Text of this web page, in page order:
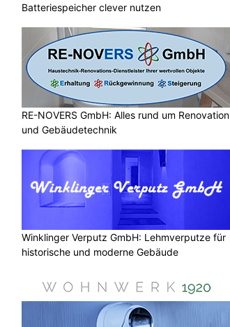
Batteriespeicher clever nutzen
RE-NOVERS GmbH: Alles rund um Renovation
und Gebäudetechnik
Winklinger Verputz GmbH: Lehmverputze für
historische und moderne Gebäude